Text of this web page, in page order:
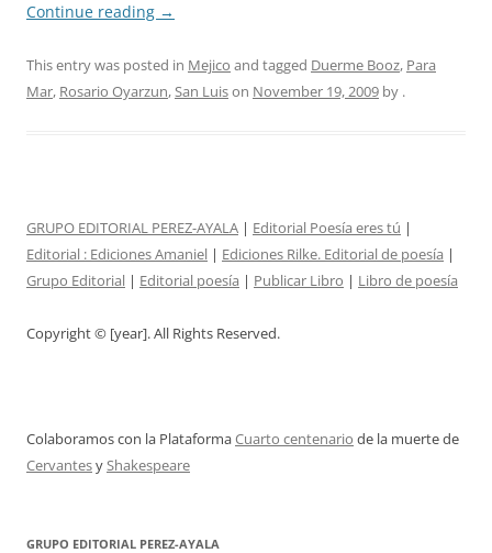
Continue reading →
This entry was posted in Mejico and tagged Duerme Booz, Para
Mar, Rosario Oyarzun,San Luison November 19, 2009 by .
GRUPO EDITORIAL PEREZ-AYALA | Editorial Poesía eres tú |
Editorial : Ediciones Amaniel | Ediciones Rilke. Editorial de poesía |
Grupo Editorial | Editorial poesía | Publicar Libro | Libro de poesía
Copyright © [year]. All Rights Reserved.
Colaboramos con la PlataformaCuarto centenario de la muerte de
CervantesyShakespeare
GRUPO EDITORIAL PEREZ-AYALA